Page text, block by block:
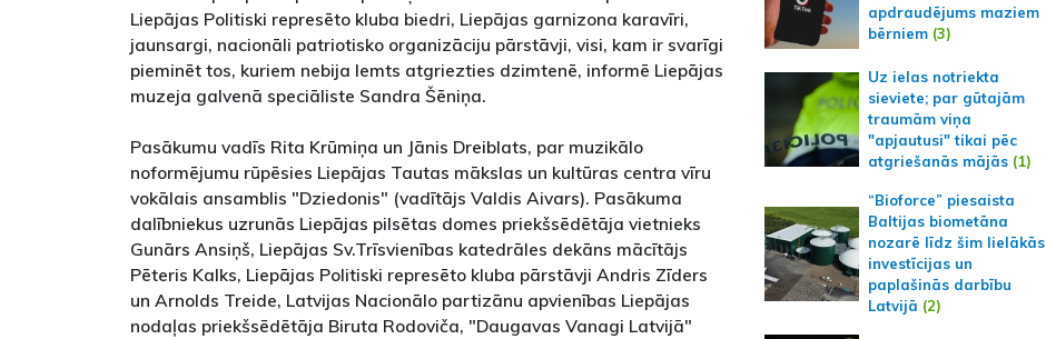
Liepājas Politiski represēto kluba biedri, Liepājas garnizona karavīri,
jaunsargi, nacionāli patriotisko organizāciju pārstāvji, visi, kam ir svarīgi
pieminēt tos, kuriem nebija lemts atgriezties dzimtenē, informē Liepājas
muzeja galvenā speciāliste Sandra Šēniņa.
Pasākumu vadīs Rita Krūmiņa un Jānis Dreiblats, par muzikālo
noformējumu rūpēsies Liepājas Tautas mākslas un kultūras centra vīru
vokālais ansamblis "Dziedonis" (vadītājs Valdis Aivars). Pasākuma
dalībniekus uzrunās Liepājas pilsētas domes priekšsēdētāja vietnieks
Gunārs Ansiņš, Liepājas Sv.Trīsvienības katedrāles dekāns mācītājs
Pēteris Kalks, Liepājas Politiski represēto kluba pārstāvji Andris Zīders
un Arnolds Treide, Latvijas Nacionālo partizānu apvienības Liepājas
nodaļas priekšsēdētāja Biruta Rodoviča, "Daugavas Vanagi Latvijā"
apdraudējums maziem
bērniem(3)
Uz ielas notriekta
sieviete; par gūtajām
traumām viņa
"apjautusi" tikai pēc
atgriešanās mājās(1)
“Bioforce” piesaista
Baltijas biometāna
nozarē līdz šim lielākās
investīcijas un
paplašinās darbību
Latvijā (2)